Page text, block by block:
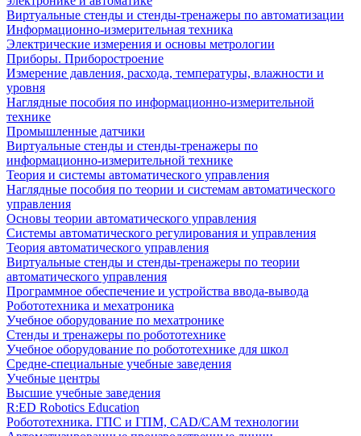
Виртуальные стенды и стенды-тренажеры по автоматизации
Информационно-измерительная техника
Электрические измерения и основы метрологии
Приборы. Приборостроение
Измерение давления, расхода, температуры, влажности и
уровня
Наглядные пособия по информационно-измерительной
технике
Промышленные датчики
Виртуальные стенды и стенды-тренажеры по
информационно-измерительной технике
Теория и системы автоматического управления
Наглядные пособия по теории и системам автоматического
управления
Основы теории автоматического управления
Системы автоматического регулирования и управления
Теория автоматического управления
Виртуальные стенды и стенды-тренажеры по теории
автоматического управления
Программное обеспечение и устройства ввода-вывода
Робототехника и мехатроника
Учебное оборудование по мехатронике
Стенды и тренажеры по робототехнике
Учебное оборудование по робототехнике для школ
Средне-специальные учебные заведения
Учебные центры
Высшие учебные заведения
R:ED Robotics Education
Робототехника. ГПС и ГПМ, CAD/CAM технологии